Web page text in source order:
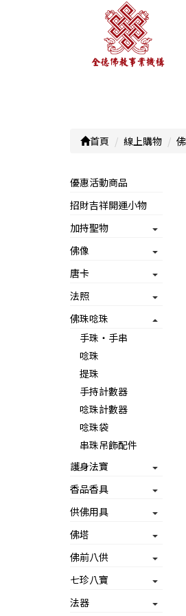
首頁 線上購物
優惠活動商品
招財吉祥開運小物
加持聖物
佛像
唐卡
法照
佛珠唸珠
手珠‧手串
唸珠
提珠
手持計數器
唸珠計數器
唸珠袋
串珠吊飾配件
護身法寶
香品香具
供佛用具
佛塔
佛前八供
七珍八寶
法器